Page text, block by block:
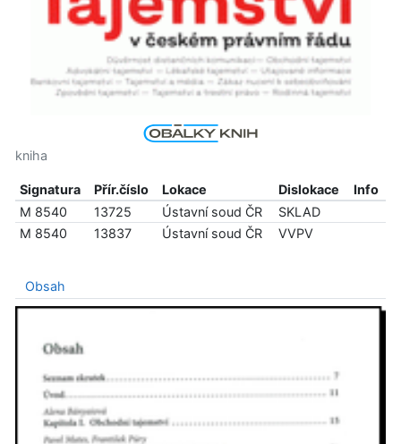
kniha
Signatura Přír.číslo Lokace Dislokace
Info
M 8540
13725 Ústavní soud ČR
SKLAD
M 8540
13837 Ústavní soud ČR VVPV
Obsah